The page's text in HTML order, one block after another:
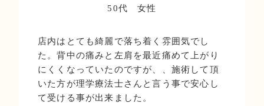
50代 女性
店内はとても綺麗で落ち着く雰囲気でし
た。背中の痛みと左肩を最近痛めて上がり
にくくなっていたのですが、、施術して頂
いた方が理学療法士さんと言う事で安心し
て受ける事が出来ました。